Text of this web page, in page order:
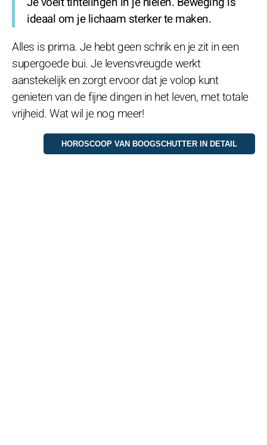
ideaal om je lichaam sterker te maken.
Alles is prima. Je hebt geen schrik en je zit in een
supergoede bui. Je levensvreugde werkt
aanstekelijk en zorgt ervoor dat je volop kunt
genieten van de fijne dingen in het leven, met totale
vrijheid. Wat wil je nog meer!